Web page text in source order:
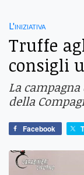
L'iniziativa
Truffe
consigli
La
della
Facebook